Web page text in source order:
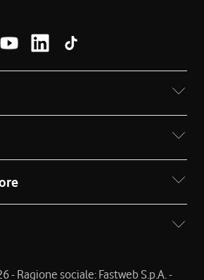
- Ragione sociale: Fastweb S.p.A. -